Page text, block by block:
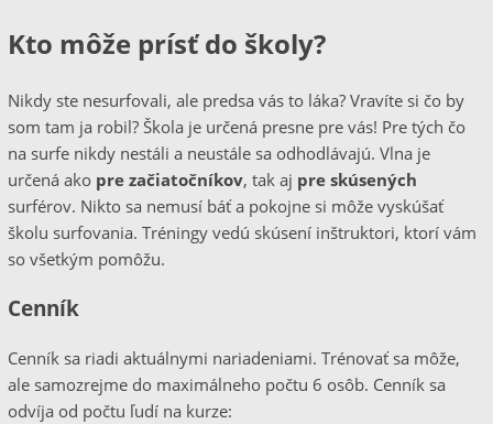
Kto môže prísť do školy?
Nikdy ste nesurfovali, ale predsa vás to láka? Vravíte si čo by
som tam ja robil? Škola je určená presne pre vás! Pre tých čo
na surfe nikdy nestáli a neustále sa odhodlávajú. Vlna je
určená ako pre začiatočníkov, tak aj pre skúsených
surférov. Nikto sa nemusí báť a pokojne si môže vyskúšať
školu surfovania. Tréningy vedú skúsení inštruktori, ktorí vám
so všetkým pomôžu.
Cenník
Cenník sa riadi aktuálnymi nariadeniami. Trénovať sa môže,
ale samozrejme do maximálneho počtu 6 osôb. Cenník sa
odvíja od počtu ľudí na kurze: